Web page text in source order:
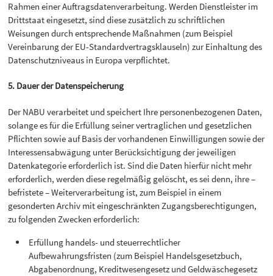
Rahmen einer Auftragsdatenverarbeitung. Werden Dienstleister im
Drittstaat eingesetzt, sind diese zusätzlich zu schriftlichen
Weisungen durch entsprechende Maßnahmen (zum Beispiel
Vereinbarung der EU-Standardvertragsklauseln) zur Einhaltung des
Datenschutzniveaus in Europa verpflichtet.
5. Dauer der Datenspeicherung
Der NABU verarbeitet und speichert Ihre personenbezogenen Daten,
solange es für die Erfüllung seiner vertraglichen und gesetzlichen
Pflichten sowie auf Basis der vorhandenen Einwilligungen sowie der
Interessensabwägung unter Berücksichtigung der jeweiligen
Datenkategorie erforderlich ist. Sind die Daten hierfür nicht mehr
erforderlich, werden diese regelmäßig gelöscht, es sei denn, ihre –
befristete – Weiterverarbeitung ist, zum Beispiel in einem
gesonderten Archiv mit eingeschränkten Zugangsberechtigungen,
zu folgenden Zwecken erforderlich:
Erfüllung handels- und steuerrechtlicher
Aufbewahrungsfristen (zum Beispiel Handelsgesetzbuch,
Abgabenordnung, Kreditwesengesetz und Geldwäschegesetz